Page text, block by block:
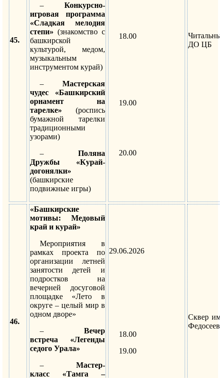
45.
– Конкурсно-
игровая программа
«Сладкая мелодия
степи» (знакомство с
башкирской
культурой, медом,
музыкальным
инструментом курай)
– Мастерская
чудес «Башкирский
орнамент на
тарелке» (роспись
бумажной тарелки
традиционными
узорами)
– Поляна
Дружбы «Курай-
догонялки»
(башкирские
подвижные игры)
18.00
19.00
20.00
ДО ЦБ
46.
«Башкирские
мотивы: Медовый
край и курай»
Мероприятия в
рамках проекта по
организации летней
занятости детей и
подростков на
вечерней досуговой
площадке «Лето в
округе – целый мир в
одном дворе»
– Вечер
встреча «Легенды
седого Урала»
– Мастер-
класс «Тамга –
29.06.2026
18.00
19.00
Сквер